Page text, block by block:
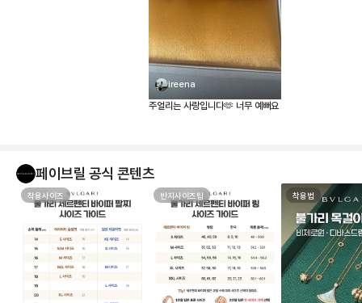
ireena
주얼리는 사랑입니다🫶 너무 예뻐요
페이브릴 공식 콘텐츠
착용사이즈 반지사이즈팁 착용법